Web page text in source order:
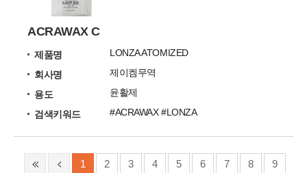
ACRAWAX C
제품명
LONZA ATOMIZED
회사명
제이켐무역
용도
윤활제
검색키워드
#ACRAWAX #LONZA
1 2 3 4 5 6 7 8
9